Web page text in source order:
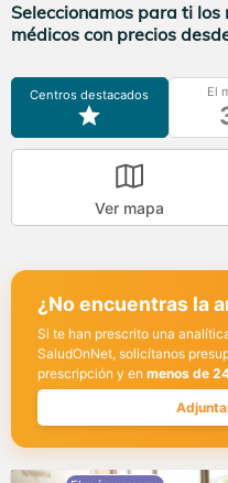
Seleccionamos para ti
médicos con precios
Centros destacados El
Ver mapa
¿No encuentras la
Si te han prescrito una
SaludOnNet, solicítanos
prescripción y en menos de